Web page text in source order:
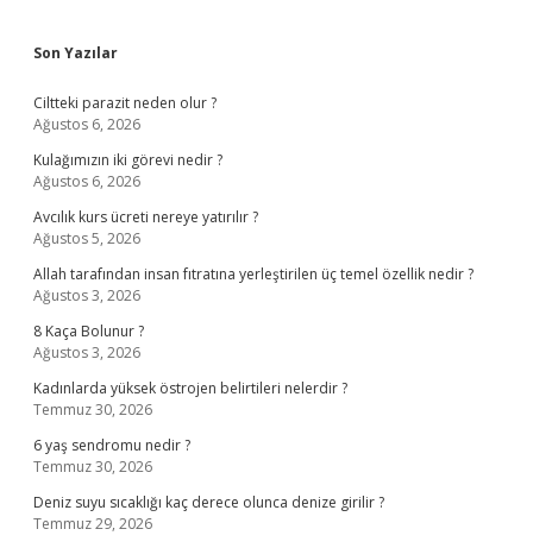
Sidebar
Son Yazılar
Ciltteki parazit neden olur ?
Ağustos 6, 2026
Kulağımızın iki görevi nedir ?
Ağustos 6, 2026
Avcılık kurs ücreti nereye yatırılır ?
Ağustos 5, 2026
Allah tarafından insan fıtratına yerleştirilen üç temel özellik nedir ?
Ağustos 3, 2026
8 Kaça Bolunur ?
Ağustos 3, 2026
Kadınlarda yüksek östrojen belirtileri nelerdir ?
Temmuz 30, 2026
6 yaş sendromu nedir ?
Temmuz 30, 2026
Deniz suyu sıcaklığı kaç derece olunca denize girilir ?
Temmuz 29, 2026